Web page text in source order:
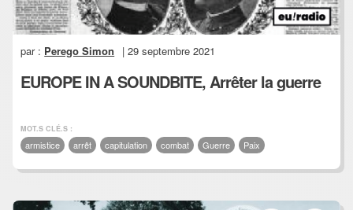
par : Perego Simon | 29 septembre 2021
EUROPE IN A SOUNDBITE, Arrêter la guerre
MOT.S CLÉ.S :
armistice arrêt capitulation combat Guerre Paix